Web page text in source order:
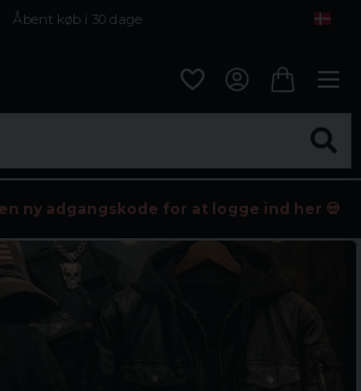
Åbent køb i 30 dage
ny adgangskode for at logge ind her 💀